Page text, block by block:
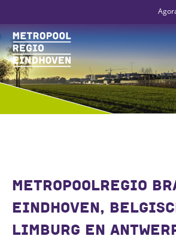
METROPOOLREGIO
EINDHOVEN,
LIMBURG EN